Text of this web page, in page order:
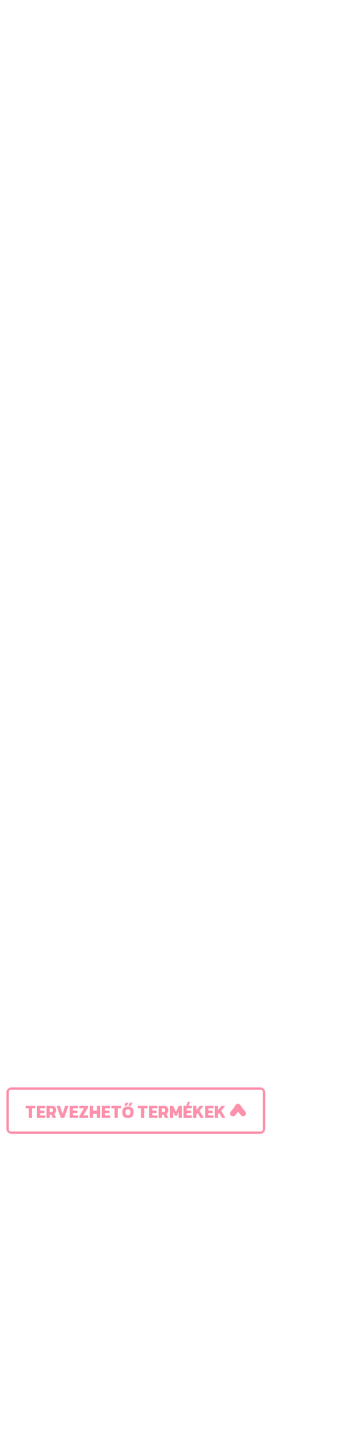
TERVEZHETŐ TERMÉKEK